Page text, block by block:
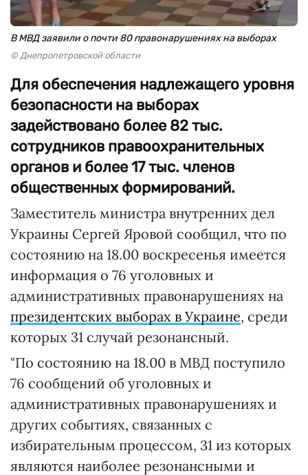
В МВД заявили о почти 80 правонарушениях на выборах
© Днепропетровской области
Для обеспечения надлежащего уровня
безопасности на выборах
задействовано более 82 тыс.
сотрудников правоохранительных
органов и более 17 тыс. членов
общественных формирований.
Заместитель министра внутренних дел
Украины Сергей Яровой сообщил, что по
состоянию на 18.00 воскресенья имеется
информация о 76 уголовных и
административных правонарушениях на
президентских выборах в Украине, среди
которых 31 случай резонансный.
"По состоянию на 18.00 в МВД поступило
76 сообщений об уголовных и
административных правонарушениях и
других событиях, связанных с
избирательным процессом, 31 из которых
являются наиболее резонансными и